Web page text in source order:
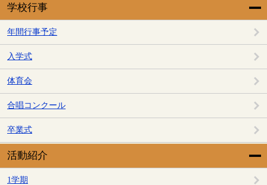
学校行事
年間行事予定
入学式
体育会
合唱コンクール
卒業式
活動紹介
1学期